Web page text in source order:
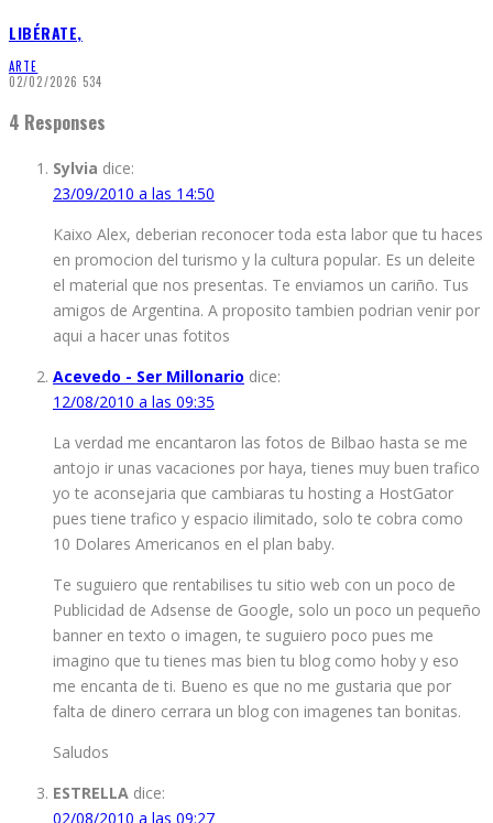
LIBÉRATE,
ARTE
02/02/2026 534
4 Responses
Sylvia dice:
23/09/2010 a las 14:50
Kaixo Alex, deberian reconocer toda esta labor que tu haces
en promocion del turismo y la cultura popular. Es un deleite
el material que nos presentas. Te enviamos un cariño. Tus
amigos de Argentina. A proposito tambien podrian venir por
aqui a hacer unas fotitos
Acevedo - Ser Millonario dice:
12/08/2010 a las 09:35
La verdad me encantaron las fotos de Bilbao hasta se me
antojo ir unas vacaciones por haya, tienes muy buen trafico
yo te aconsejaria que cambiaras tu hosting a HostGator
pues tiene trafico y espacio ilimitado, solo te cobra como
10 Dolares Americanos en el plan baby.
Te suguiero que rentabilises tu sitio web con un poco de
Publicidad de Adsense de Google, solo un poco un pequeño
banner en texto o imagen, te suguiero poco pues me
imagino que tu tienes mas bien tu blog como hoby y eso
me encanta de ti. Bueno es que no me gustaria que por
falta de dinero cerrara un blog con imagenes tan bonitas.
Saludos
ESTRELLA dice:
02/08/2010 a las 09:27